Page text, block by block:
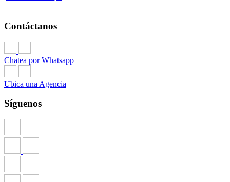
Contáctanos
Chatea por Whatsapp
Ubica una Agencia
Síguenos